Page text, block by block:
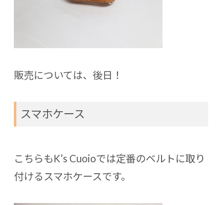
販売については、後日！
スマホケース
こちらもK’s Cuoioでは定番のベルトに取り
付けるスマホケースです。